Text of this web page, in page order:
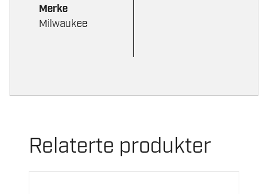
Merke
Milwaukee
Relaterte produkter